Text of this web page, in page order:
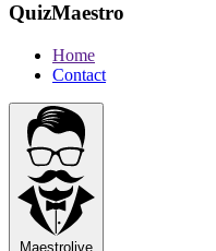
QuizMaestro
Home
Contact
Maestrolive